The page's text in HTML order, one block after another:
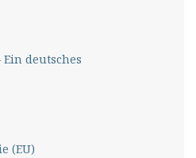
deutsches
(EU)